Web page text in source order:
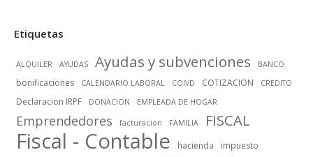
Etiquetas
ALQUILER AYUDAS Ayudas y subvenciones BANCO
bonificaciones CALENDARIO LABORAL COIVD COTIZACION CREDITO
Declaracion IRPF DONACION EMPLEADA DE HOGAR
Emprendedores facturacion FAMILIA FISCAL
Fiscal - Contable hacienda
impuesto